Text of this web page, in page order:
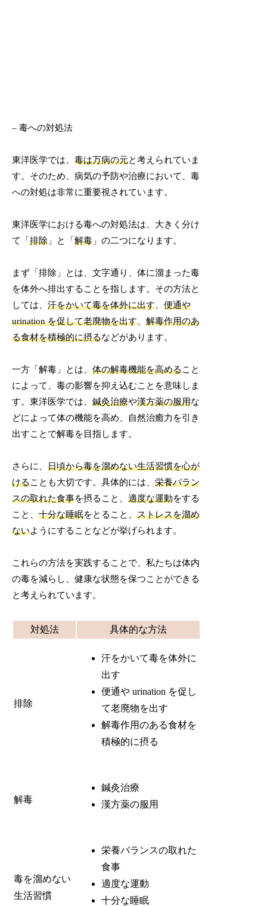
– 毒への対処法
東洋医学では、毒は万病の元と考えられていま
す。そのため、病気の予防や治療において、毒
への対処は非常に重要視されています。
東洋医学における毒への対処法は、大きく分け
て「排除 」と「解毒 」の二つになります。
まず「排除」とは、文字通り、体に溜まった毒
を体外へ排出することを指します。その方法と
しては、汗をかいて毒を体外に出す 、便通や
urination を促して老廃物を出す 、解毒作用のあ
る食材を積極的に摂るなどがあります。
一方「解毒」とは、体の解毒機能を高めること
によって、毒の影響を抑え込むことを意味しま
す。東洋医学では、鍼灸治療や漢方薬の服用な
どによって体の機能を高め、自然治癒力を引き
出すことで解毒を目指します。
さらに、日頃から毒を溜めない生活習慣を心が
けることも大切です。具体的には、栄養バラン
スの取れた食事を摂ること、適度な運動をする
こと、十分な睡眠をとること、ストレスを溜め
ないようにすることなどが挙げられます。
これらの方法を実践することで、私たちは体内
の毒を減らし、健康な状態を保つことができる
と考えられています。
対処法 具体的な方法
排除
汗をかいて毒を体外に
出す
便通や urination を促し
て老廃物を出す
解毒作用のある食材を
積極的に摂る
解毒
鍼灸治療
漢方薬の服用
毒を溜めない
生活習慣
栄養バランスの取れた
食事
適度な運動
十分な睡眠